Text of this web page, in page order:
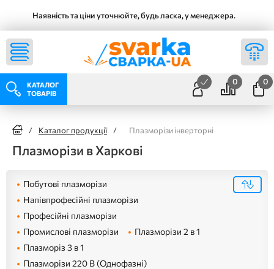
Наявність та ціни уточнюйте, будь ласка, у менеджера.
КАТАЛОГ
ТОВАРІВ
0 0
/ Каталог продукції / Плазморізи інверторні
Плазморізи в Харкові
Побутові плазморізи
Напівпрофесійні плазморізи
Професійні плазморізи
Промислові плазморізи
Плазморізи 2 в 1
Плазморіз 3 в 1
Плазморізи 220 В (Однофазні)